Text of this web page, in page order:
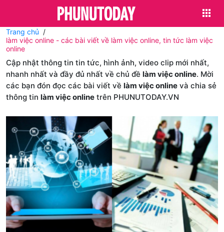
Trang chủ
làm việc online - các bài viết về làm việc online, tin tức làm việc
online
Cập nhật thông tin tin tức, hình ảnh, video clip mới nhất,
nhanh nhất và đầy đủ nhất về chủ đề làm việc online. Mời
các bạn đón đọc các bài viết về làm việc online và chia sẻ
thông tin làm việc online trên PHUNUTODAY.VN